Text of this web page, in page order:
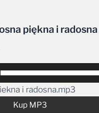
piękna i radosna
i radosna.mp3
Kup MP3